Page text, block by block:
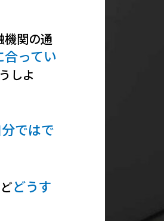
機関の通
合ってい
しよ
ではで
どうす